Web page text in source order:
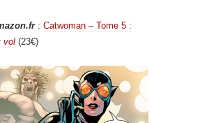
: Catwoman – Tome 5 :
vol (23€)